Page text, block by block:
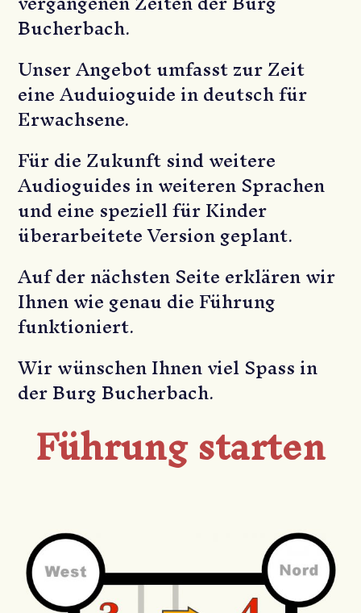
Bucherbach.
Unser Angebot umfasst zur Zeit
eine Auduioguide in deutsch für
Erwachsene.
Für die Zukunft sind weitere
Audioguides in weiteren Sprachen
und eine speziell für Kinder
überarbeitete Version geplant.
Auf der nächsten Seite erklären wir
Ihnen wie genau die Führung
funktioniert.
Wir wünschen Ihnen viel Spass in
der Burg Bucherbach.
Führung starten